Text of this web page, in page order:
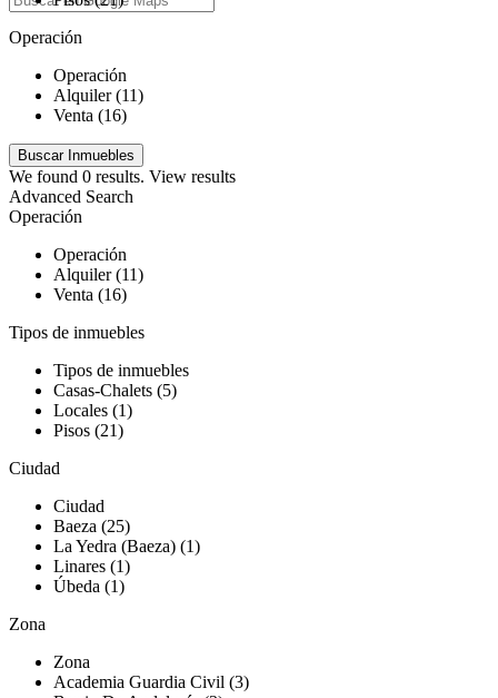
Operación
Operación
Alquiler (11)
Venta (16)
We found 0 results. View results
Advanced Search
Operación
Operación
Alquiler (11)
Venta (16)
Tipos de inmuebles
Tipos de inmuebles
Casas-Chalets (5)
Locales (1)
Pisos (21)
Ciudad
Ciudad
Baeza (25)
La Yedra (Baeza) (1)
Linares (1)
Úbeda (1)
Zona
Zona
Academia Guardia Civil (3)